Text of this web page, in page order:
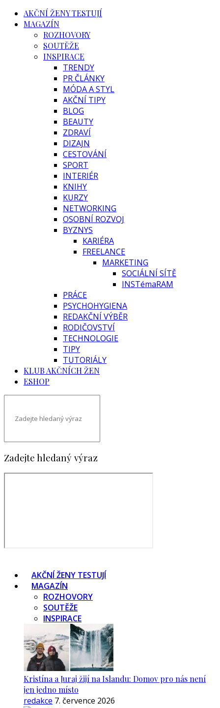
AKČNÍ ŽENY TESTUJÍ
MAGAZÍN
ROZHOVORY
SOUTĚŽE
INSPIRACE
TRENDY
PR ČLÁNKY
MÓDA A STYL
AKČNÍ TIPY
BLOG
BEAUTY
ZDRAVÍ
DIZAJN
CESTOVÁNÍ
SPORT
INTERIÉR
KNIHY
KURZY
NETWORKING
OSOBNÍ ROZVOJ
BYZNYS
KARIÉRA
FREELANCE
MARKETING
SOCIÁLNÍ SÍTĚ
INSTémaRAM
PRÁCE
PSYCHOHYGIENA
REDAKČNÍ VÝBĚR
RODIČOVSTVÍ
TECHNOLOGIE
TIPY
TUTORIÁLY
KLUB AKČNÍCH ŽEN
ESHOP
Zadejte hledaný výraz
AKČNÍ ŽENY TESTUJÍ
MAGAZÍN
ROZHOVORY
SOUTĚŽE
INSPIRACE
Kristína a Juraj žijí na Islandu: Domov pro nás není
jen jedno místo
redakce 7. července 2026